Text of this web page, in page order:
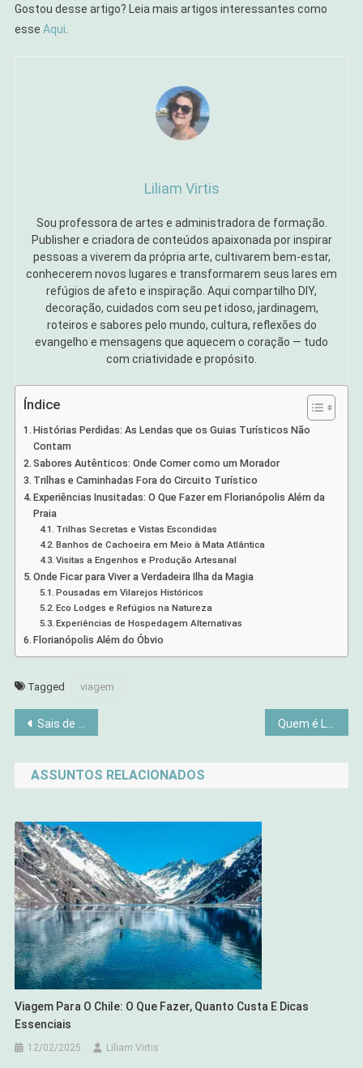
Gostou desse artigo? Leia mais artigos interessantes como
esse Aqui.
Liliam Virtis
Sou professora de artes e administradora de formação.
Publisher e criadora de conteúdos apaixonada por inspirar
pessoas a viverem da própria arte, cultivarem bem-estar,
conhecerem novos lugares e transformarem seus lares em
refúgios de afeto e inspiração. Aqui compartilho DIY,
decoração, cuidados com seu pet idoso, jardinagem,
roteiros e sabores pelo mundo, cultura, reflexões do
evangelho e mensagens que aquecem o coração — tudo
com criatividade e propósito.
Índice
Histórias Perdidas: As Lendas que os Guias Turísticos Não
Contam
Sabores Autênticos: Onde Comer como um Morador
Trilhas e Caminhadas Fora do Circuito Turístico
Experiências Inusitadas: O Que Fazer em Florianópolis Além da
Praia
Trilhas Secretas e Vistas Escondidas
Banhos de Cachoeira em Meio à Mata Atlântica
Visitas a Engenhos e Produção Artesanal
Onde Ficar para Viver a Verdadeira Ilha da Magia
Pousadas em Vilarejos Históricos
Eco Lodges e Refúgios na Natureza
Experiências de Hospedagem Alternativas
Florianópolis Além do Óbvio
Tagged viagem
Navegação
de
Post
Sais de Banho e Escalda-Pés com Ervas: Receitas Caseiras para Alívio Imediato e Bem-Estar em 2026 Quem é Leão XIV, o Novo Papa Eleito em 2025
ASSUNTOS RELACIONADOS
Viagem Para O Chile: O Que Fazer, Quanto Custa E Dicas
Essenciais
12/02/2025 Liliam Virtis